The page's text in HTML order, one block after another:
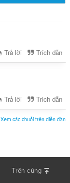
Trả lời Trích dẫn
Trả lời Trích dẫn
Xem các chuỗi trên diễn đàn
Trên cùng